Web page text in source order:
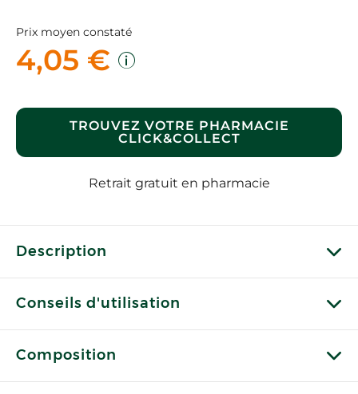
Prix moyen constaté
4,05 €
TROUVEZ VOTRE PHARMACIE
CLICK&COLLECT
Retrait gratuit en pharmacie
Description
Conseils d'utilisation
Composition